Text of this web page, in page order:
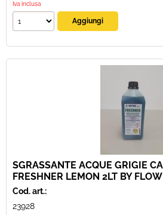
Iva inclusa
SGRASSANTE ACQUE GRIGIE
FRESHNER LEMON 2LT BY FLOW
Cod. art.:
23928